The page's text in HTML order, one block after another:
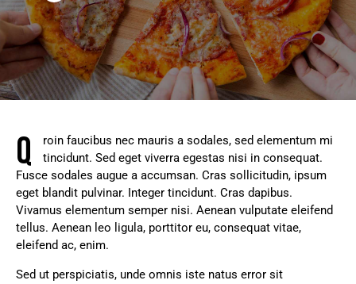
Q
roin faucibus nec mauris a sodales, sed elementum mi
tincidunt. Sed eget viverra egestas nisi in consequat.
Fusce sodales augue a accumsan. Cras sollicitudin, ipsum
eget blandit pulvinar. Integer tincidunt. Cras dapibus.
Vivamus elementum semper nisi. Aenean vulputate eleifend
tellus. Aenean leo ligula, porttitor eu, consequat vitae,
eleifend ac, enim.
Sed ut perspiciatis, unde omnis iste natus error sit